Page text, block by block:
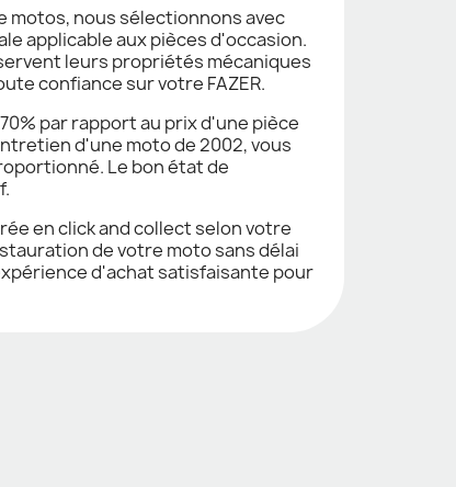
motos, nous sélectionnons avec
applicable aux pièces d'occasion.
leurs propriétés mécaniques
confiance sur votre FAZER.
par rapport au prix d'une pièce
d'une moto de 2002, vous
Le bon état de
en click and collect selon votre
de votre moto sans délai
d'achat satisfaisante pour